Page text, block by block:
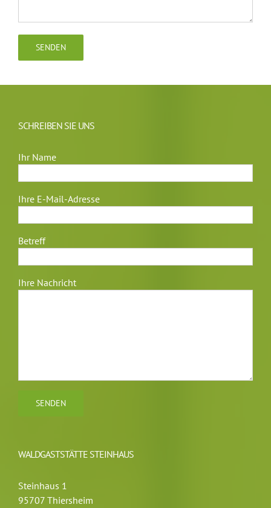
SCHREIBEN SIE UNS
Ihr Name
Ihre E-Mail-Adresse
Betreff
Ihre Nachricht
WALDGASTSTÄTTE STEINHAUS
Steinhaus 1
95707 Thiersheim